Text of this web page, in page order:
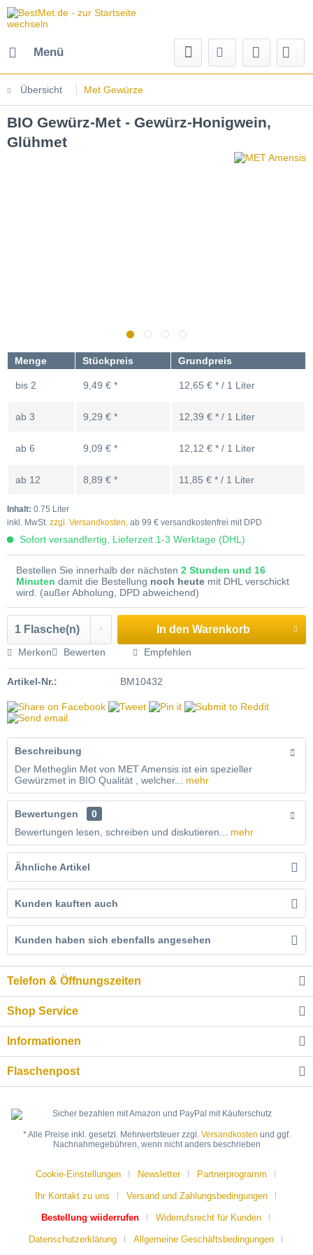
Menü
Übersicht Met Gewürze
BIO Gewürz-Met - Gewürz-Honigwein,
Glühmet
Menge Stückpreis Grundpreis
bis 2 9,49 € * 12,65 € * / 1 Liter
ab 3 9,29 € * 12,39 € * / 1 Liter
ab 6 9,09 € * 12,12 € * / 1 Liter
ab 12 8,89 € * 11,85 € * / 1 Liter
Inhalt: 0.75 Liter
inkl. MwSt. zzgl. Versandkosten, ab 99 € versandkostenfrei mit DPD
Sofort versandfertig, Lieferzeit 1-3 Werktage (DHL)
Bestellen Sie innerhalb der nächsten 2 Stunden und 16
Minuten damit die Bestellung noch heute mit DHL verschickt
wird. (außer Abholung, DPD abweichend)
In den Warenkorb
Merken Bewerten Empfehlen
Artikel-Nr.: BM10432
Beschreibung
Der Metheglin Met von MET Amensis ist ein spezieller
Gewürzmet in BIO Qualität , welcher...
mehr
Bewertungen
0
Bewertungen lesen, schreiben und diskutieren...
mehr
Ähnliche Artikel
Kunden kauften auch
Kunden haben sich ebenfalls angesehen
Telefon & Öffnungszeiten
Shop Service
Informationen
Flaschenpost
* Alle Preise inkl. gesetzl. Mehrwertsteuer zzgl. Versandkosten und ggf.
Nachnahmegebühren, wenn nicht anders beschrieben
Cookie-Einstellungen Newsletter Partnerprogramm
Ihr Kontakt zu uns Versand und Zahlungsbedingungen
Bestellung wiiderrufen Widerrufsrecht für Kunden
Datenschutzerklärung Allgemeine Geschäftsbedingungen